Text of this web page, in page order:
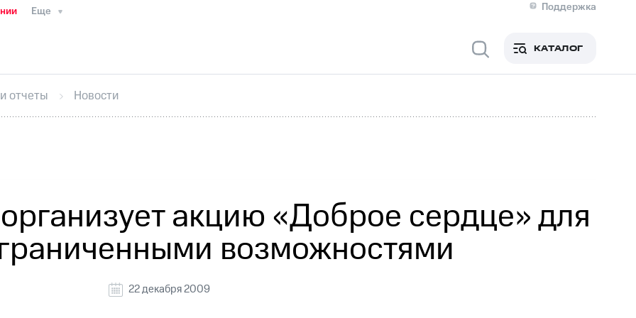
Еще
Поддержка
Медиа-центр
ИнтервьюФинансовая отчетностьКонтактыНовости в регионе
секретарьРаскрытие информации
кабинет акционераАкционерный капиталКонтроль и аудитРынок акций
КАТАЛОГ
отчеты Новости
акцию «Доброе сердце» для
возможностями
22 декабря 2009